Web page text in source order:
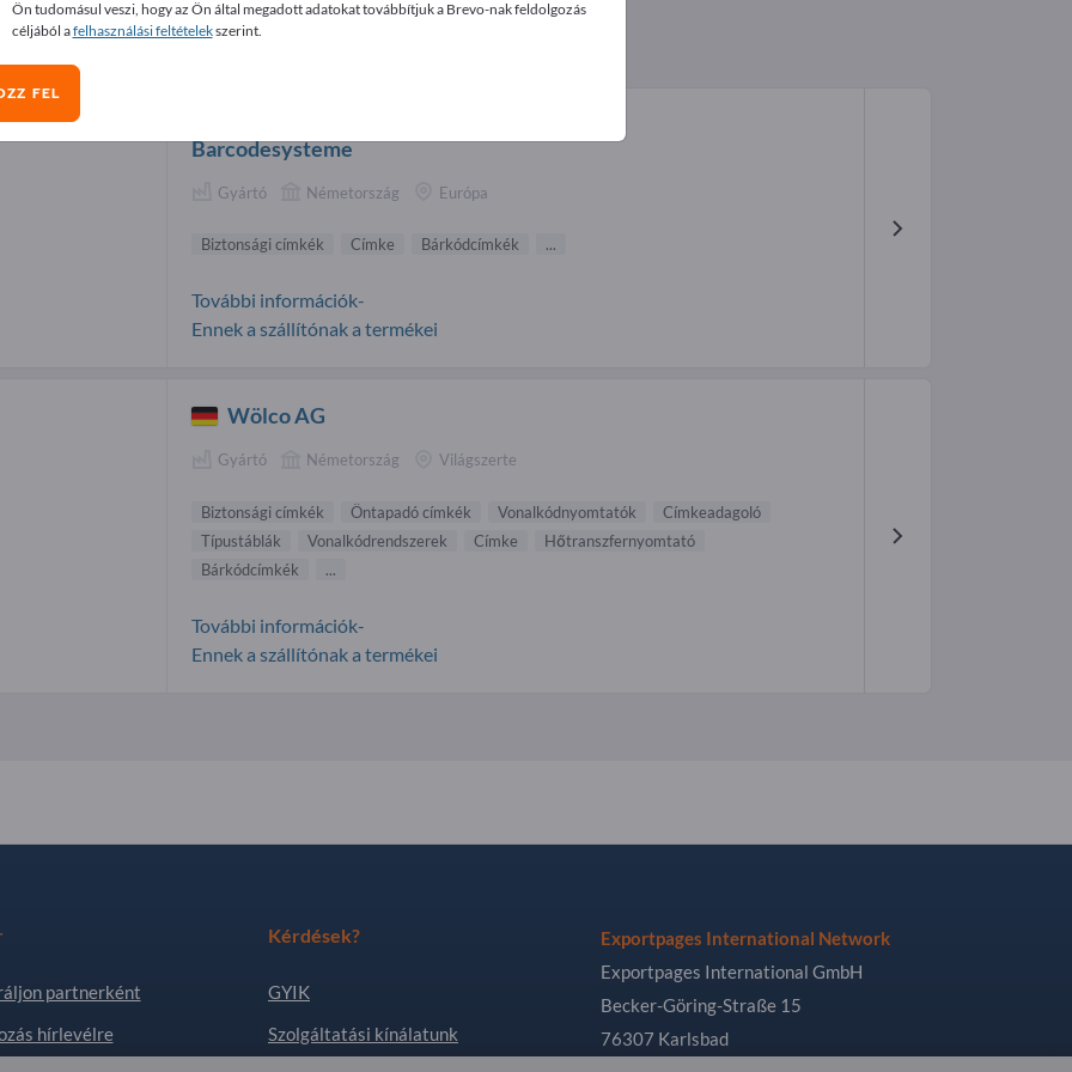
címkék beszállítók (2)
Barcodesysteme
Gyártó Németország Európa
Biztonsági címkék Címke Bárkódcímkék ...
További információk-
Ennek a szállítónak a termékei
Wölco AG
Gyártó Németország Világszerte
Biztonsági címkék Öntapadó címkék Vonalkódnyomtatók
Címkeadagoló
Típustáblák
Vonalkódrendszerek Címke
Hőtranszfernyomtató
Bárkódcímkék
...
További információk-
Ennek a szállítónak a termékei
partnerként
hírlevélre
Kérdések?
GYIK
Szolgáltatási kínálatunk
Exportpages International Network
Exportpages International GmbH
Becker-Göring-Straße 15
76307 Karlsbad
Ön tudomásul veszi, hogy az Ön által megadott adatokat továbbítjuk a Brevo-nak feldolgozás
céljából afelhasználási feltételekszerint.
FEL